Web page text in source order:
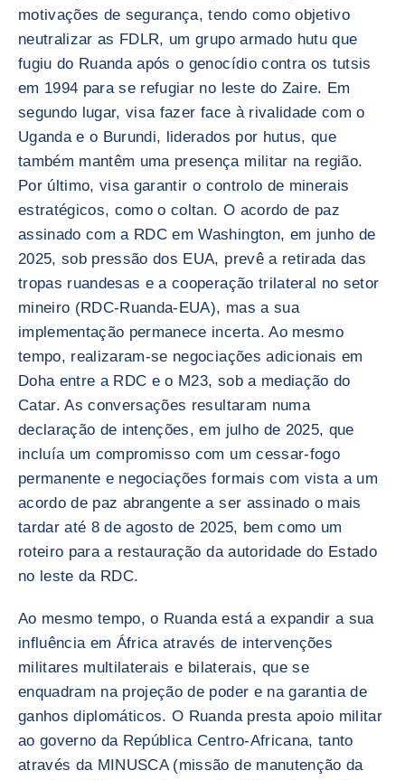
motivações de segurança, tendo como objetivo
neutralizar as FDLR, um grupo armado hutu que
fugiu do Ruanda após o genocídio contra os tutsis
em 1994 para se refugiar no leste do Zaire. Em
segundo lugar, visa fazer face à rivalidade com o
Uganda e o Burundi, liderados por hutus, que
também mantêm uma presença militar na região.
Por último, visa garantir o controlo de minerais
estratégicos, como o coltan. O acordo de paz
assinado com a RDC em Washington, em junho de
2025, sob pressão dos EUA, prevê a retirada das
tropas ruandesas e a cooperação trilateral no setor
mineiro (RDC-Ruanda-EUA), mas a sua
implementação permanece incerta. Ao mesmo
tempo, realizaram-se negociações adicionais em
Doha entre a RDC e o M23, sob a mediação do
Catar. As conversações resultaram numa
declaração de intenções, em julho de 2025, que
incluía um compromisso com um cessar-fogo
permanente e negociações formais com vista a um
acordo de paz abrangente a ser assinado o mais
tardar até 8 de agosto de 2025, bem como um
roteiro para a restauração da autoridade do Estado
no leste da RDC.
Ao mesmo tempo, o Ruanda está a expandir a sua
influência em África através de intervenções
militares multilaterais e bilaterais, que se
enquadram na projeção de poder e na garantia de
ganhos diplomáticos. O Ruanda presta apoio militar
ao governo da República Centro-Africana, tanto
através da MINUSCA (missão de manutenção da